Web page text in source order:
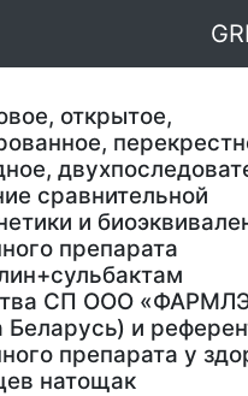
открытое,
сравнительной
и
препарата
СП ООО
Беларусь) и
препарата у
натощак